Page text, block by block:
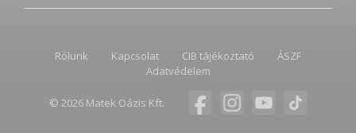
Rólunk Kapcsolat CIB tájékoztató
ÁSZF
Adatvédelem
© 2026 Matek Oázis Kft.